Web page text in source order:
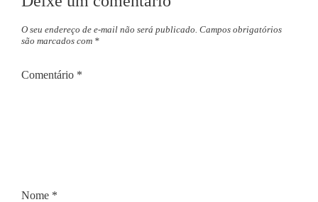
O seu endereço de e-mail não será publicado. Campos obrigatórios
são marcados com *
Comentário *
Nome *